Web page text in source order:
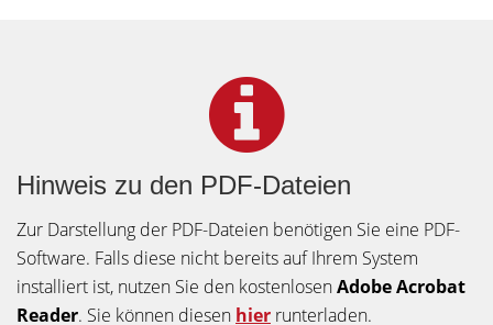
Hinweis zu den PDF-Dateien
Zur Darstellung der PDF-Dateien benötigen Sie eine PDF-
Software. Falls diese nicht bereits auf Ihrem System
installiert ist, nutzen Sie den kostenlosenAdobe Acrobat
Reader. Sie können diesen hier runterladen.